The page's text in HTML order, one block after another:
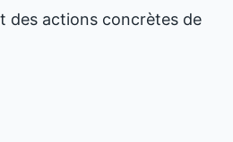
des actions concrètes de